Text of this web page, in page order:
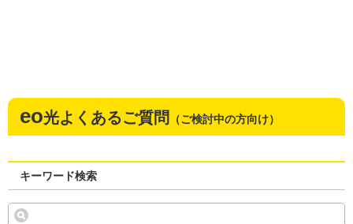
eo光よくあるご質問 （ご検討中の方向け）
キーワード検索